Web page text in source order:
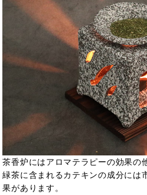
茶香炉にはアロマテラピーの効果の
緑茶に含まれるカテキンの成分には
果があります。